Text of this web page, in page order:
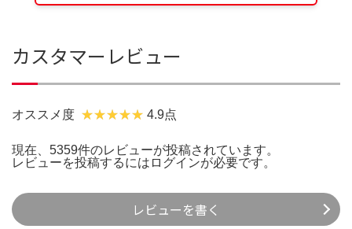
カスタマーレビュー
オススメ度 4.9点
現在、5359件のレビューが投稿されています。
レビューを投稿するには ログインが必要です。
レビューを書く